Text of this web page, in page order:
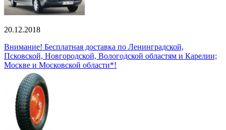
20.12.2018
Внимание! Бесплатная доставка по Ленинградской,
Псковской, Новгородской, Вологодской областям и Карелии;
Москве и Московской области*!